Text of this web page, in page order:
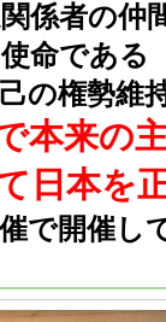
係者の仲
命である
の権勢維
本来の
日本を
で開催し